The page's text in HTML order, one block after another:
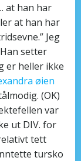
at han har
at han har
Jeg
setter
er heller ikke
øien
(OK)
var
ut DIV. for
tett
tursko